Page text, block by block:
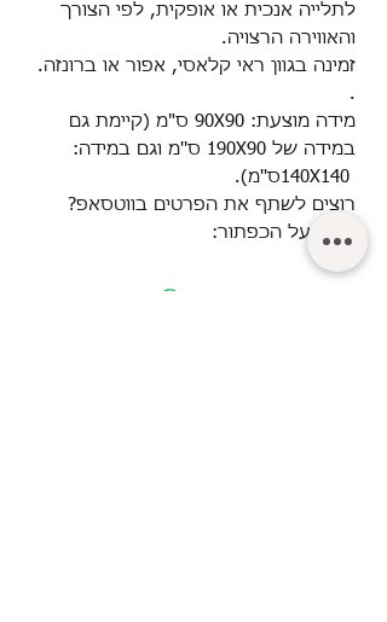
לתלייה אנכית או אופקית, לפי הצורך
והאווירה הרצויה.
זמינה בגוון ראי קלאסי, אפור או ברונזה.
.
מידה מוצעת: 90X90
ס"מ (קיימת גם
במידה של 190X90 ס''מ וגם במידה:
ס''מ).
רוצים לשתף את הפרטים בווטסאפ?
לחצו על הכפתור: